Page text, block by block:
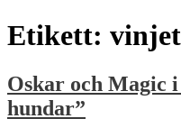
Etikett:
Oskar och Magic
hundar”